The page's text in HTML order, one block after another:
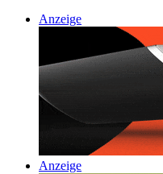
Anzeige
Anzeige